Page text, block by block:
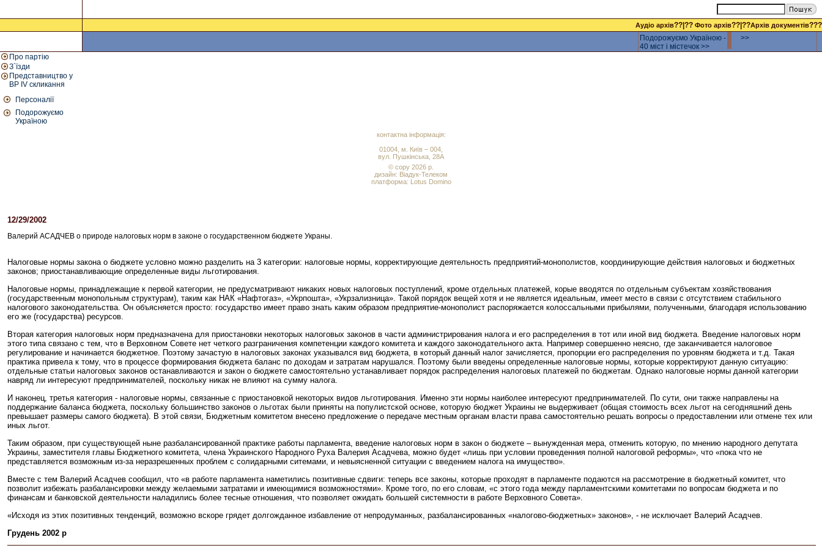
Аудіо архів??|?? Фото архів??|??Архів документів???
Подорожуємо Україною -
40 міст і містечок >>
>>
Про партію
З`їзди
Представництво у
ВР IV скликання
Персоналії
Подорожуємо
Україною
контактна інформація:
01004, м. Київ – 004,
вул. Пушкінська, 28А
© copy 2026 р.
дизайн: Віадук-Телеком
платформа: Lotus Domino
12/29/2002
Валерий АСАДЧЕВ о природе налоговых норм в законе о государственном бюджете Украны.
Налоговые нормы закона о бюджете условно можно разделить на 3 категории: налоговые нормы, корректирующие деятельность предприятий-монополистов, координирующие действия налоговых и бюджетных
законов; приостанавливающие определенные виды льготирования.
Налоговые нормы, принадлежащие к первой категории, не предусматривают никаких новых налоговых поступлений, кроме отдельных платежей, корые вводятся по отдельным субъектам хозяйствования
(государственным монопольным структурам), таким как НАК «Нафтогаз», «Укрпошта», «Укрзализница». Такой порядок вещей хотя и не является идеальным, имеет место в связи с отсутствием стабильного
налогового законодательства. Он объясняется просто: государство имеет право знать каким образом предприятие-монополист распоряжается колоссальными прибылями, полученными, благодаря использованию
его же (государства) ресурсов.
Вторая категория налоговых норм предназначена для приостановки некоторых налоговых законов в части администрирования налога и его распределения в тот или иной вид бюджета. Введение налоговых норм
этого типа связано с тем, что в Верховном Совете нет четкого разграничения компетенции каждого комитета и каждого законодательного акта. Например совершенно неясно, где заканчивается налоговое
регулирование и начинается бюджетное. Поэтому зачастую в налоговых законах указывался вид бюджета, в который данный налог зачисляется, пропорции его распределения по уровням бюджета и т.д. Такая
практика привела к тому, что в процессе формирования бюджета баланс по доходам и затратам нарушался. Поэтому были введены определенные налоговые нормы, которые корректируют данную ситуацию:
отдельные статьи налоговых законов останавливаются и закон о бюджете самостоятельно устанавливает порядок распределения налоговых платежей по бюджетам. Однако налоговые нормы данной категории
навряд ли интересуют предпринимателей, поскольку никак не влияют на сумму налога.
И наконец, третья категория - налоговые нормы, связанные с приостановкой некоторых видов льготирования. Именно эти нормы наиболее интересуют предпринимателей. По сути, они также направлены на
поддержание баланса бюджета, поскольку большинство законов о льготах были приняты на популистской основе, которую бюджет Украины не выдерживает (общая стоимость всех льгот на сегодняшний день
превышает размеры самого бюджета). В этой связи, Бюджетным комитетом внесено предложение о передаче местным органам власти права самостоятельно решать вопросы о предоставлении или отмене тех или
иных льгот.
Таким образом, при существующей ныне разбалансированной практике работы парламента, введение налоговых норм в закон о бюджете – вынужденная мера, отменить которую, по мнению народного депутата
Украины, заместителя главы Бюджетного комитета, члена Украинского Народного Руха Валерия Асадчева, можно будет «лишь при условии проведенния полной налоговой реформы», что «пока что не
представляется возможным из-за неразрешенных проблем с солидарными ситемами, и невыясненной ситуации с введением налога на имущество».
Вместе с тем Валерий Асадчев сообщил, что «в работе парламента наметились позитивные сдвиги: теперь все законы, которые проходят в парламенте подаются на рассмотрение в бюджетный комитет, что
позволит избежать разбалансировки между желаемыми затратами и имеющимися возможностями». Кроме того, по его словам, «с этого года между парламентскими комитетами по вопросам бюджета и по
финансам и банковской деятельности наладились более тесные отношения, что позволяет ожидать большей системности в работе Верховного Совета».
«Исходя из этих позитивных тенденций, возможно вскоре грядет долгожданное избавление от непродуманных, разбалансированных «налогово-бюджетных» законов», - не исключает Валерий Асадчев.
Грудень 2002 р